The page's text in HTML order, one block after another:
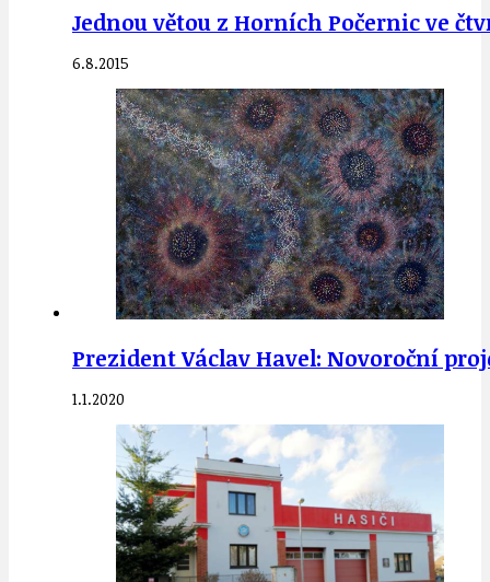
Jednou větou z Horních Počernic ve
6.8.2015
Prezident Václav Havel: Novoroční
1.1.2020